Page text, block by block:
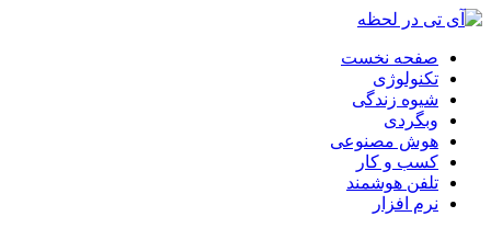
صفحه نخست
تکنولوژی
شیوه زندگی
وبگردی
هوش مصنوعی
کسب و کار
تلفن هوشمند
نرم افزار